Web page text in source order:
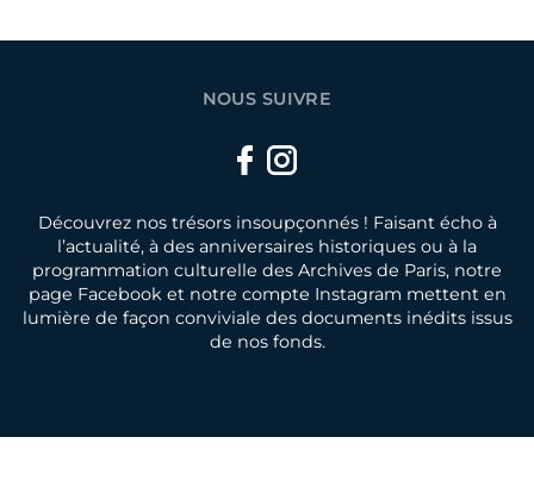
NOUS SUIVRE
Facebook
Instagram
Découvrez nos trésors insoupçonnés ! Faisant écho à
l’actualité, à des anniversaires historiques ou à la
programmation culturelle des Archives de Paris, notre
page Facebook et notre compte Instagram mettent en
lumière de façon conviviale des documents inédits issus
de nos fonds.